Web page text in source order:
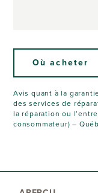
Où acheter
Avis quant à la
des services de
la réparation ou
consommateur) –